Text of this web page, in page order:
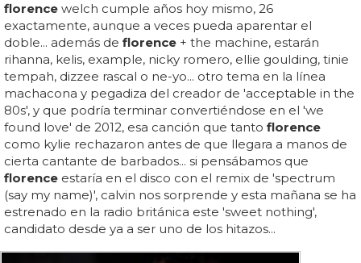
florence welch cumple años hoy mismo, 26
exactamente, aunque a veces pueda aparentar el
doble... además de florence + the machine, estarán
rihanna, kelis, example, nicky romero, ellie goulding, tinie
tempah, dizzee rascal o ne-yo... otro tema en la línea
machacona y pegadiza del creador de 'acceptable in the
80s', y que podría terminar convertiéndose en el 'we
found love' de 2012, esa canción que tanto florence
como kylie rechazaron antes de que llegara a manos de
cierta cantante de barbados... si pensábamos que
florence estaría en el disco con el remix de 'spectrum
(say my name)', calvin nos sorprende y esta mañana se ha
estrenado en la radio británica este 'sweet nothing',
candidato desde ya a ser uno de los hitazos...